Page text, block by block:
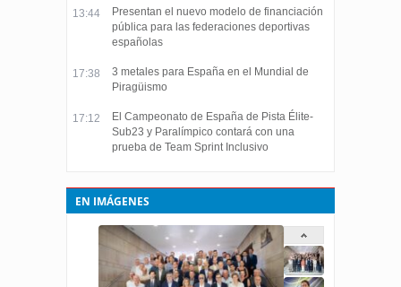
13:44
Presentan el nuevo modelo de financiación
pública para las federaciones deportivas
españolas
17:38
3 metales para España en el Mundial de
Piragüismo
17:12
El Campeonato de España de Pista Élite-
Sub23 y Paralímpico contará con una
prueba de Team Sprint Inclusivo
EN IMÁGENES